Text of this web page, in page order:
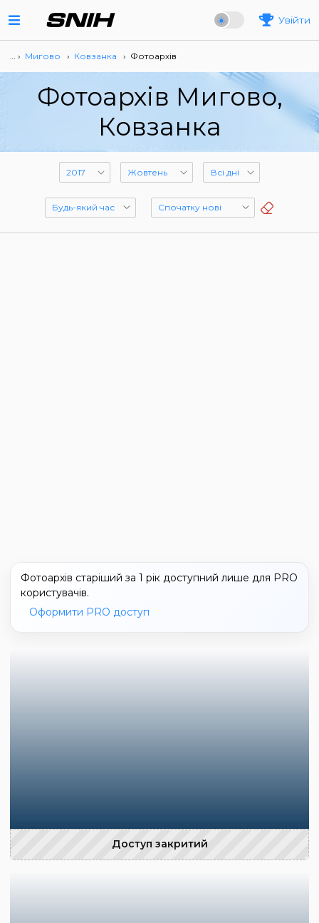
Увійти
… › Мигово › Ковзанка › Фотоархів
Фотоархів Мигово,
Ковзанка
Фотоархів старіший за 1 рік доступний лише для PRO
користувачів.
Оформити PRO доступ
Доступ закритий